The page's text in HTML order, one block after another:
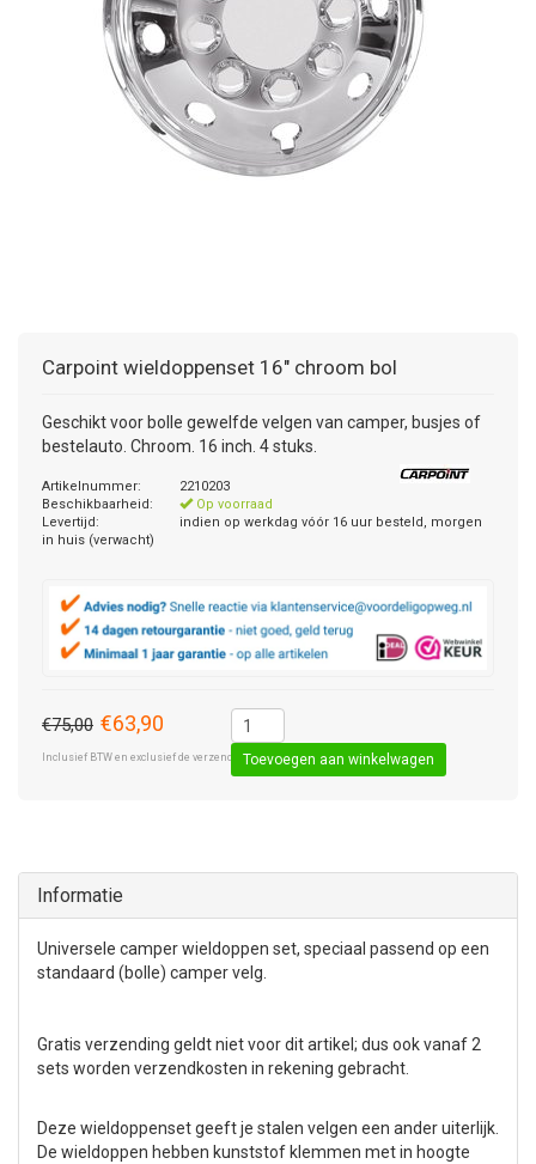
TOYOTA
VOLKSWAGEN (TOT VW PASSAT)
VOLKSWAGEN (VANAF VW PASSAT)
15 INCH
INFORMATIE OVER LAADKABELS
ACCULADER
JUMPSTARTER
PECH ONDERWEG
AUTOSTOELTJE
DAKKOFFER
INFORMATIE OVER DAKKOFFERS
SNEEUWKETTINGEN
SNEEUWKETTINGEN VOOR SUV, MPV, 4X4, CAMPER EN
INFORMATIE OVER WETGEVING
REGELGEVING M.B.T. VERLICHTING
ADVIES BIJ DEFECTE VERLICHTING
CARAVANHOES
INFORMATIE OVER CARAVANHOEZEN
AANHANGWAGEN
Carpoint wieldoppenset 16" chroom bol
Geschikt voor bolle gewelfde velgen van camper, busjes of
bestelauto. Chroom. 16 inch. 4 stuks.
Artikelnummer:
2210203
Beschikbaarheid:
Op voorraad
Levertijd:
indien op werkdag vóór 16 uur besteld, morgen
in huis (verwacht)
€75,00 €63,90
Inclusief BTW en exclusief de verzendkosten € 8,50 (standaard pakket).
Toevoegen aan winkelwagen
Informatie
Universele camper wieldoppen set, speciaal passend op een
standaard (bolle) camper velg.
Gratis verzending geldt niet voor dit artikel; dus ook vanaf 2
sets worden verzendkosten in rekening gebracht.
Deze wieldoppenset geeft je stalen velgen een ander uiterlijk.
De wieldoppen hebben kunststof klemmen met in hoogte